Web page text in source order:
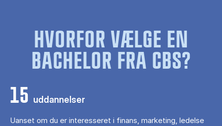
HVORFOR VÆLGE EN
BACHELOR FRA CBS?
15 uddannelser
Uanset om du er interesseret i finans, marketing, ledelse